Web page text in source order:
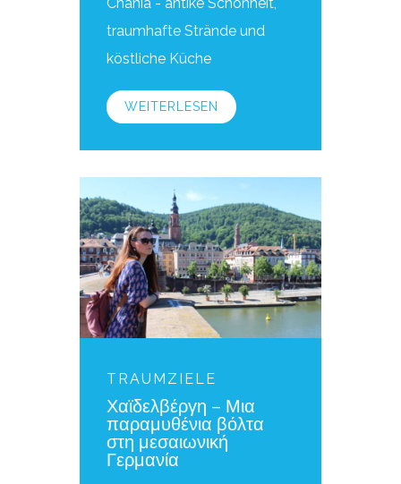
traumhafte Strände und
köstliche Küche
WEITERLESEN
TRAUMZIELE
Χαϊδελβέργη – Μια
παραμυθένια βόλτα
στη μεσαιωνική
Γερμανία